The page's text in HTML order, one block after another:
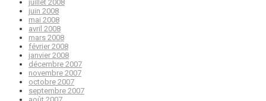
juillet 2008
juin 2008
mai 2008
avril 2008
mars 2008
février 2008
janvier 2008
décembre 2007
novembre 2007
octobre 2007
septembre 2007